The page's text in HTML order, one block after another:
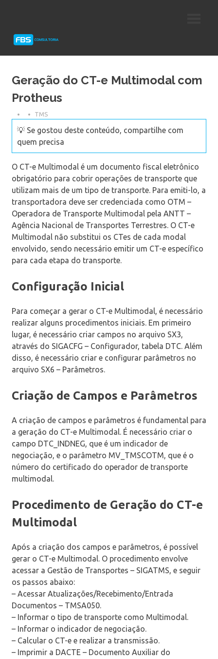
Protheus
Geração do CT-e Multimodal com
Protheus
TMS
💡 Se gostou deste conteúdo, compartilhe com
quem precisa
O CT-e Multimodal é um documento fiscal eletrônico
obrigatório para cobrir operações de transporte que
utilizam mais de um tipo de transporte. Para emiti-lo, a
transportadora deve ser credenciada como OTM –
Operadora de Transporte Multimodal pela ANTT –
Agência Nacional de Transportes Terrestres. O CT-e
Multimodal não substitui os CTes de cada modal
envolvido, sendo necessário emitir um CT-e específico
para cada etapa do transporte.
Configuração Inicial
Para começar a gerar o CT-e Multimodal, é necessário
realizar alguns procedimentos iniciais. Em primeiro
lugar, é necessário criar campos no arquivo SX3,
através do SIGACFG – Configurador, tabela DTC. Além
disso, é necessário criar e configurar parâmetros no
arquivo SX6 – Parâmetros.
Criação de Campos e Parâmetros
A criação de campos e parâmetros é fundamental para
a geração do CT-e Multimodal. É necessário criar o
campo DTC_INDNEG, que é um indicador de
negociação, e o parâmetro MV_TMSCOTM, que é o
número do certificado do operador de transporte
multimodal.
Procedimento de Geração do CT-e
Multimodal
Após a criação dos campos e parâmetros, é possível
gerar o CT-e Multimodal. O procedimento envolve
acessar a Gestão de Transportes – SIGATMS, e seguir
os passos abaixo:
– Acessar Atualizações/Recebimento/Entrada
Documentos – TMSA050.
– Informar o tipo de transporte como Multimodal.
– Informar o indicador de negociação.
– Calcular o CT-e e realizar a transmissão.
– Imprimir a DACTE – Documento Auxiliar do